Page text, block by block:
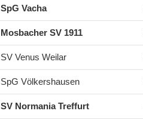
SpG Vacha
Mosbacher SV 1911
SV Venus Weilar
SpG Völkershausen
SV Normania Treffurt